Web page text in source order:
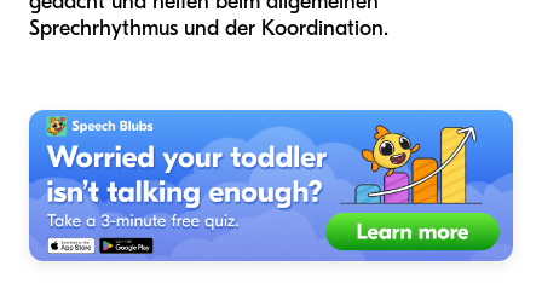
Sprechrhythmus und der Koordination.